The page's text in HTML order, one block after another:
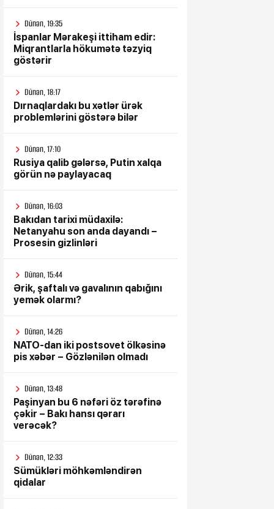
Dünən, 19:35
İspanlar Mərakeşi ittiham edir:
Miqrantlarla hökumətə təzyiq
göstərir
Dünən, 18:17
Dırnaqlardakı bu xətlər ürək
problemlərini göstərə bilər
Dünən, 17:10
Rusiya qalib gələrsə, Putin xalqa
görün nə paylayacaq
Dünən, 16:03
Bakıdan tarixi müdaxilə:
Netanyahu son anda dayandı –
Prosesin gizlinləri
Dünən, 15:44
Ərik, şaftalı və gavalının qabığını
yemək olarmı?
Dünən, 14:26
NATO-dan iki postsovet ölkəsinə
pis xəbər – Gözlənilən olmadı
Dünən, 13:48
Paşinyan bu 6 nəfəri öz tərəfinə
çəkir – Bakı hansı qərarı
verəcək?
Dünən, 12:33
Sümükləri möhkəmləndirən
qidalar